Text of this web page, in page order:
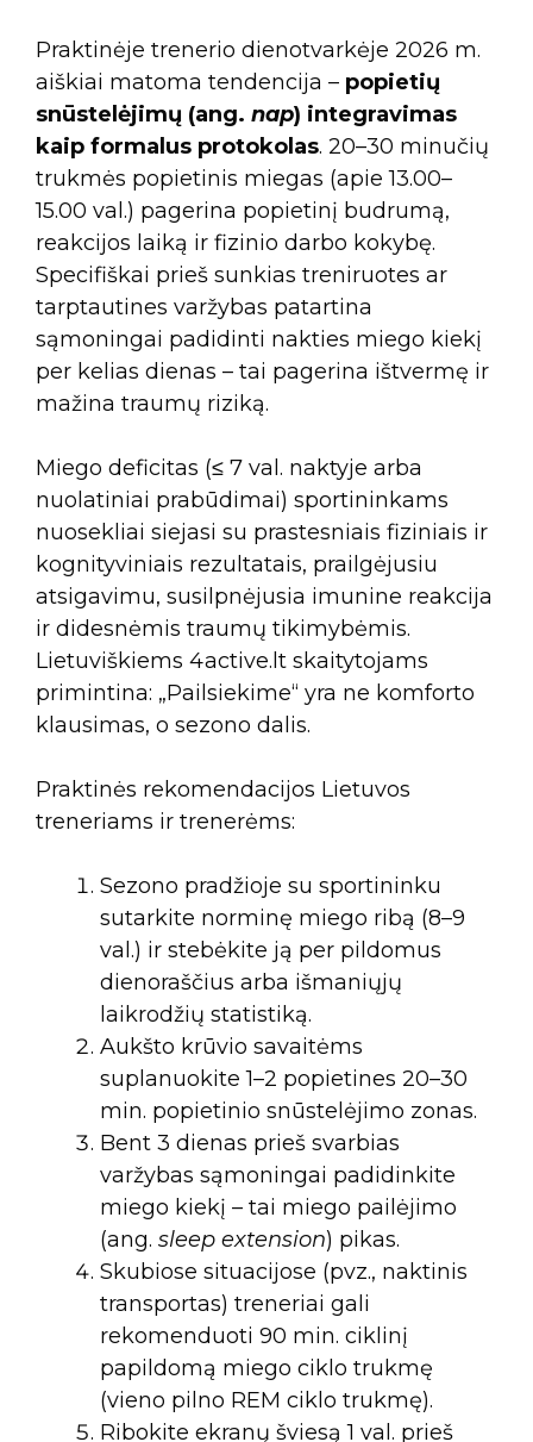
Praktinėje trenerio dienotvarkėje 2026 m.
aiškiai matoma tendencija – popietių
snūstelėjimų (ang. nap) integravimas
kaip formalus protokolas. 20–30 minučių
trukmės popietinis miegas (apie 13.00–
15.00 val.) pagerina popietinį budrumą,
reakcijos laiką ir fizinio darbo kokybę.
Specifiškai prieš sunkias treniruotes ar
tarptautines varžybas patartina
sąmoningai padidinti nakties miego kiekį
per kelias dienas – tai pagerina ištvermę ir
mažina traumų riziką.
Miego deficitas (≤ 7 val. naktyje arba
nuolatiniai prabūdimai) sportininkams
nuosekliai siejasi su prastesniais fiziniais ir
kognityviniais rezultatais, prailgėjusiu
atsigavimu, susilpnėjusia imunine reakcija
ir didesnėmis traumų tikimybėmis.
Lietuviškiems 4active.lt skaitytojams
primintina: „Pailsiekime“ yra ne komforto
klausimas, o sezono dalis.
Praktinės rekomendacijos Lietuvos
treneriams ir trenerėms:
Sezono pradžioje su sportininku
sutarkite norminę miego ribą (8–9
val.) ir stebėkite ją per pildomus
dienoraščius arba išmaniųjų
laikrodžių statistiką.
Aukšto krūvio savaitėms
suplanuokite 1–2 popietines 20–30
min. popietinio snūstelėjimo zonas.
Bent 3 dienas prieš svarbias
varžybas sąmoningai padidinkite
miego kiekį – tai miego pailėjimo
(ang. sleep extension) pikas.
Skubiose situacijose (pvz., naktinis
transportas) treneriai gali
rekomenduoti 90 min. ciklinį
papildomą miego ciklo trukmę
(vieno pilno REM ciklo trukmę).
Ribokite ekranų šviesą 1 val. prieš